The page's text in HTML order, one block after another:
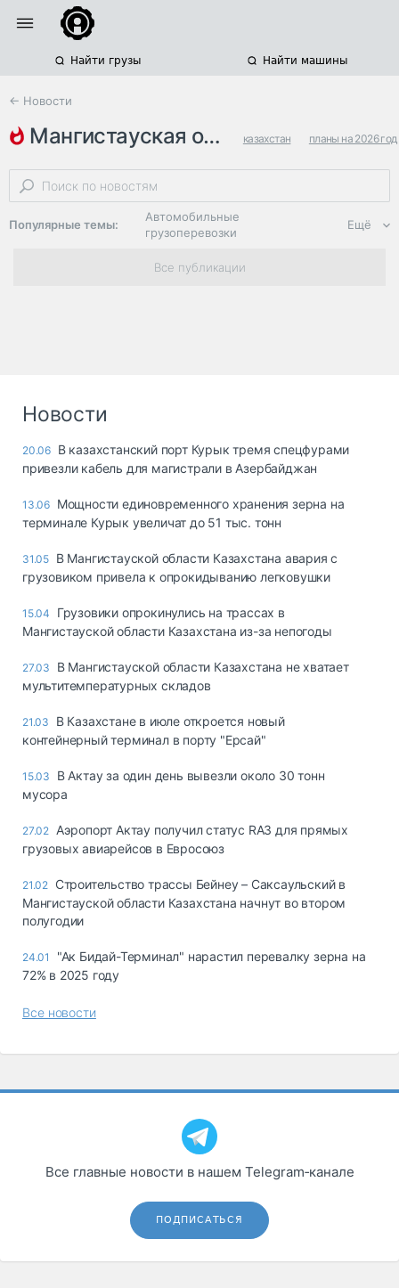
Найти грузы Найти машины
← Новости
мангистауская область казахстан планы на 2026 год
морские терминалы
Популярные темы:
Автомобильные
грузоперевозки
Региональная
логистика
опасные грузы
страхование
Склады и
грузовые
Коммерческий
транспорт
Спецтехника
запчасти, шины
Топливо, масла и
Ещё
Все публикации
Новости
20.06 В казахстанский порт Курык тремя спецфурами
привезли кабель для магистрали в Азербайджан
13.06 Мощности единовременного хранения зерна на
терминале Курык увеличат до 51 тыс. тонн
31.05 В Мангистауской области Казахстана авария с
грузовиком привела к опрокидыванию легковушки
15.04
Грузовики опрокинулись на трассах в
Мангистауской области Казахстана из-за непогоды
27.03
В Мангистауской области Казахстана не хватает
мультитемпературных складов
21.03
В Казахстане в июле откроется новый
контейнерный терминал в порту "Ерсай"
15.03
В Актау за один день вывезли около 30 тонн
мусора
27.02 Аэропорт Актау получил статус RA3 для прямых
грузовых авиарейсов в Евросоюз
21.02 Строительство трассы Бейнеу – Саксаульский в
Мангистауской области Казахстана начнут во втором
полугодии
24.01
"Ак Бидай-Терминал" нарастил перевалку зерна на
72% в 2025 году
Все новости
Все главные новости в нашем Telegram‑канале
ПОДПИСАТЬСЯ